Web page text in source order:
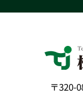
〒320-